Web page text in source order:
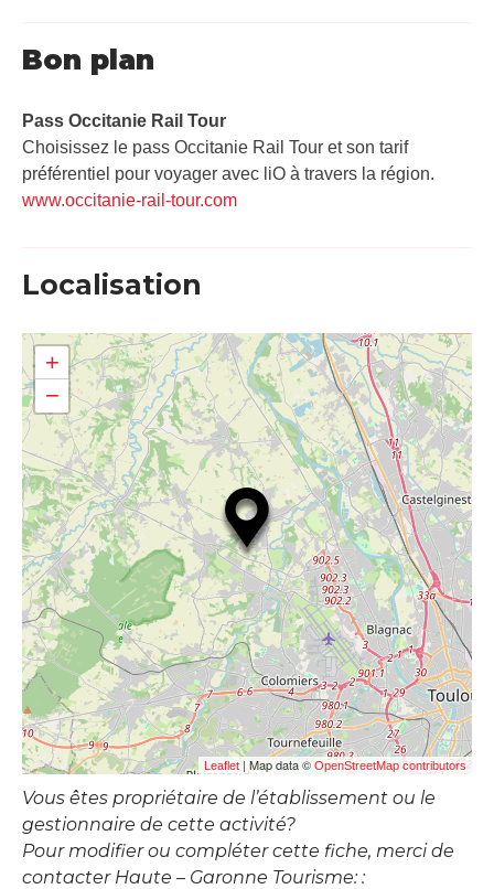
Bon plan
Pass Occitanie Rail Tour​
Choisissez le pass Occitanie Rail Tour et son tarif
préférentiel pour voyager avec liO à travers la région.
www.occitanie-rail-tour.com
Localisation
+
−
Leaflet | Map data © OpenStreetMap contributors
Vous êtes propriétaire de l’établissement ou le
gestionnaire de cette activité?
Pour modifier ou compléter cette fiche, merci de
contacter Haute – Garonne Tourisme: :